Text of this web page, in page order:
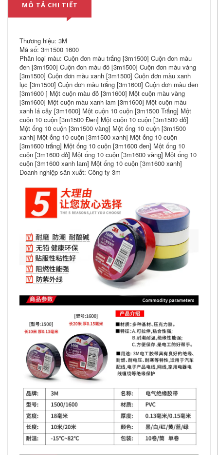
MÔ TẢ CHI TIẾT
Thương hiệu: 3M
Mã số: 3m1500 1600
Phân loại màu: Cuộn đơn màu trắng [3m1500] Cuộn đơn màu
đen [3m1500] Cuộn đơn màu đỏ [3m1500] Cuộn đơn màu vàng
[3m1500] Cuộn đơn màu xanh [3m1500] Cuộn đơn màu xanh
lục [3m1500] Cuộn đơn màu trắng [3m1600] Cuộn đơn màu đen
[3m1600 ] Một cuộn màu đỏ [3m1600] Một cuộn màu vàng
[3m1600] Một cuộn màu xanh lam [3m1600] Một cuộn màu
xanh lá cây [3m1600] Một cuộn 10 cuộn [3m1500 Trắng] Một
cuộn 10 cuộn [3m1500 Đen] Một cuộn 10 cuộn [3m1500 đỏ]
Một ống 10 cuộn [3m1500 vàng] Một ống 10 cuộn [3m1500
xanh] Một ống 10 cuộn [3m1500 xanh] Một ống 10 cuộn
[3m1600 trắng] Một ống 10 cuộn [3m1600 đen] Một ống 10
cuộn [3m1600 đỏ] Một ống 10 cuộn [3m1600 vàng] Một ống 10
cuộn [3m1600 xanh lam] Một ống 10 cuộn [3m1600 xanh]
Doanh nghiệp sản xuất: Công ty 3m